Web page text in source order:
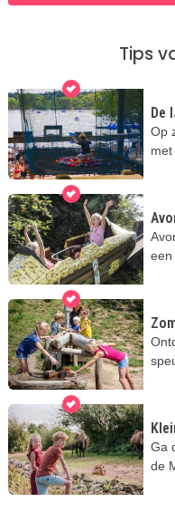
Tips
De
Op
een
Ga
de